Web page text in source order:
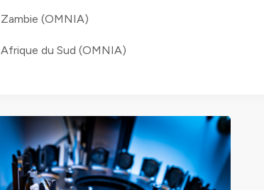
Zambie (OMNIA)
Afrique du Sud (OMNIA)